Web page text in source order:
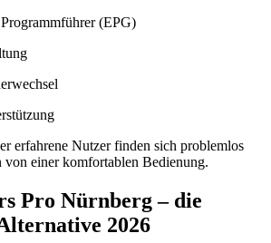
(EPG)
erfahrene Nutzer finden sich problemlos
einer komfortablen Bedienung.
Pro Nürnberg – die
2026